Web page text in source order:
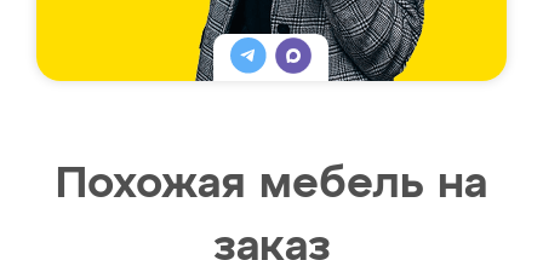
Похожая мебель на
заказ